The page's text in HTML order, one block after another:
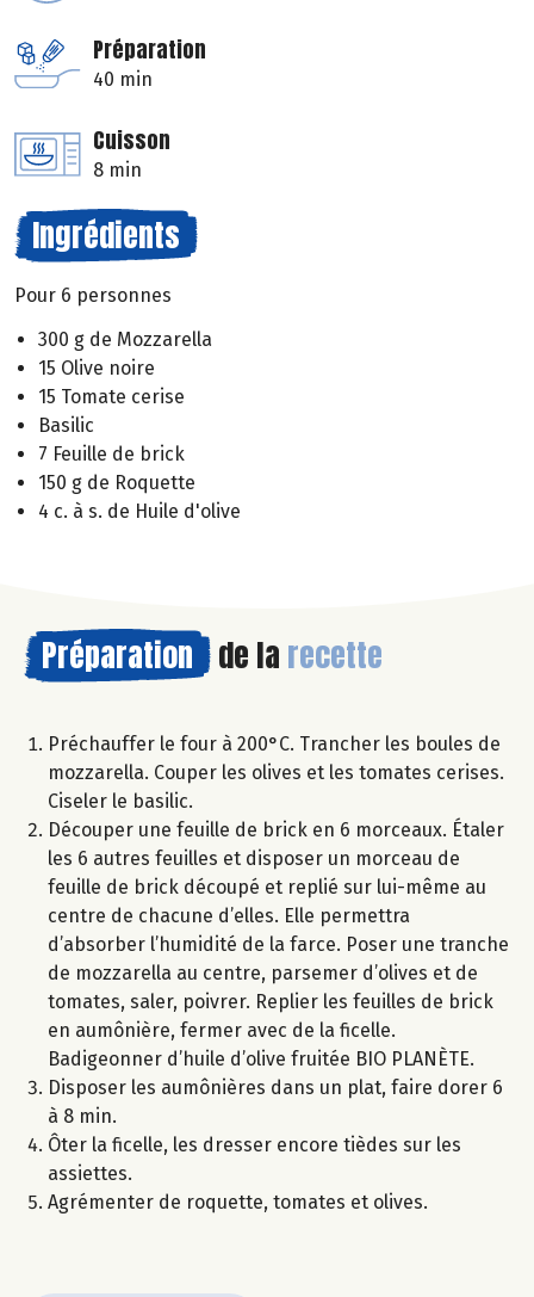
Préparation
40 min
Cuisson
8 min
Ingrédients
Pour 6 personnes
300 g de Mozzarella
15 Olive noire
15 Tomate cerise
Basilic
7 Feuille de brick
150 g de Roquette
4 c. à s. de Huile d'olive
Préparation de la recette
Préchauffer le four à 200°C. Trancher les boules de
mozzarella. Couper les olives et les tomates cerises.
Ciseler le basilic.
Découper une feuille de brick en 6 morceaux. Étaler
les 6 autres feuilles et disposer un morceau de
feuille de brick découpé et replié sur lui-même au
centre de chacune d’elles. Elle permettra
d’absorber l’humidité de la farce. Poser une tranche
de mozzarella au centre, parsemer d’olives et de
tomates, saler, poivrer. Replier les feuilles de brick
en aumônière, fermer avec de la ficelle.
Badigeonner d’huile d’olive fruitée BIO PLANÈTE.
Disposer les aumônières dans un plat, faire dorer 6
à 8 min.
Ôter la ficelle, les dresser encore tièdes sur les
assiettes.
Agrémenter de roquette, tomates et olives.